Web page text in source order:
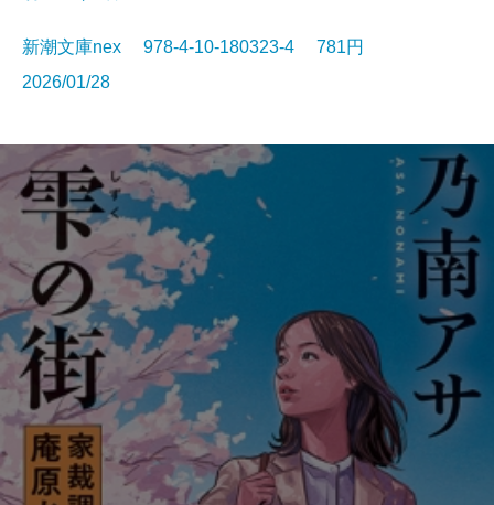
新潮文庫nex 978-4-10-180323-4 781円
2026/01/28